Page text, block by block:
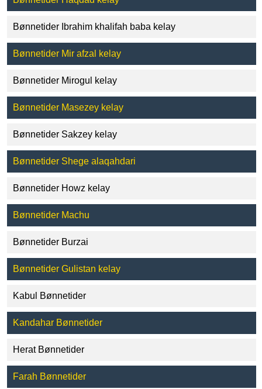
Bønnetider Ibrahim khalifah baba kelay
Bønnetider Mir afzal kelay
Bønnetider Mirogul kelay
Bønnetider Masezey kelay
Bønnetider Sakzey kelay
Bønnetider Shege alaqahdari
Bønnetider Howz kelay
Bønnetider Machu
Bønnetider Burzai
Bønnetider Gulistan kelay
Kabul Bønnetider
Kandahar Bønnetider
Herat Bønnetider
Farah Bønnetider